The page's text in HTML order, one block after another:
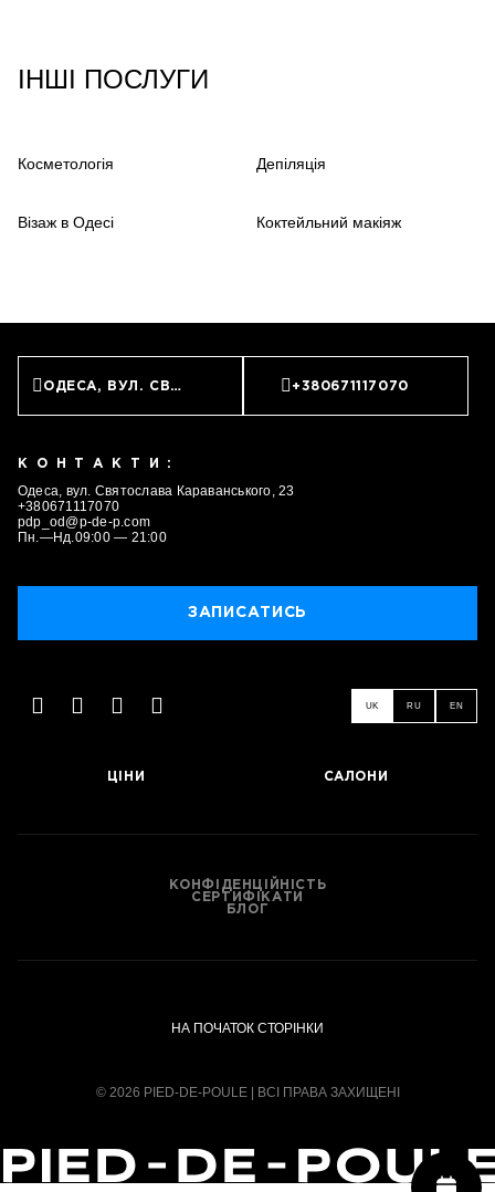
ІНШІ ПОСЛУГИ
Косметологія Депіляція
Візаж в Одесі Коктейльний макіяж
ОДЕСА, ВУЛ. СВЯТОСЛАВА КАРАВАНСЬКОГО, 23
+380671117070
КОНТАКТИ:
Одеса, вул. Святослава Караванського, 23
+380671117070
pdp_od@p-de-p.com
Пн.—Нд.09:00 — 21:00
ЗАПИСАТИСЬ
UK RU EN
ЦІНИ САЛОНИ
КОНФІДЕНЦІЙНІСТЬ
СЕРТИФІКАТИ
БЛОГ
НА ПОЧАТОК СТОРІНКИ
© 2026 PIED-DE-POULE | ВСІ ПРАВА ЗАХИЩЕНІ